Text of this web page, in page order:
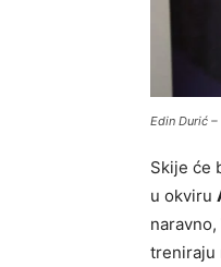
Edin Durić –
Skije će
u okviru
naravno,
treniraju